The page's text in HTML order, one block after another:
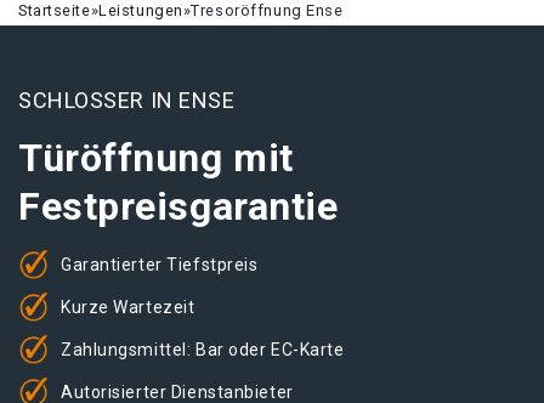
Startseite»Leistungen»Tresoröffnung Ense
SCHLOSSER IN ENSE
Türöffnung mit
Festpreisgarantie
Garantierter Tiefstpreis
Kurze Wartezeit
Zahlungsmittel: Bar oder EC-Karte
Autorisierter Dienstanbieter